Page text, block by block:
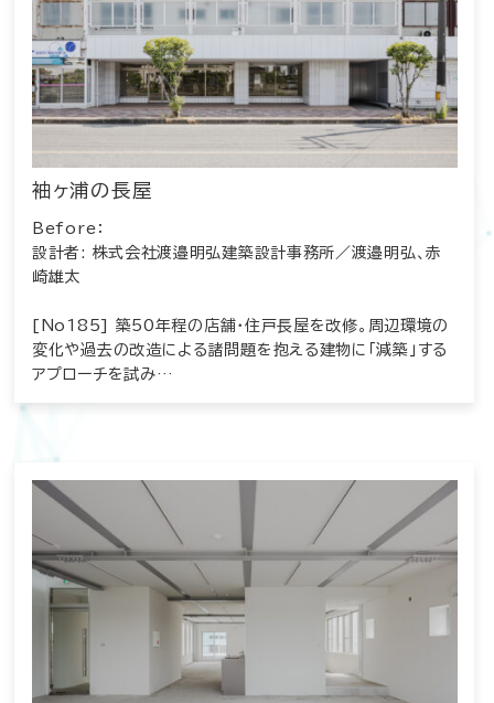
袖ヶ浦の長屋
Before：
設計者: 株式会社渡邉明弘建築設計事務所／渡邉明弘、赤
崎雄太
[No185] 築50年程の店舗・住戸長屋を改修。周辺環境の
変化や過去の改造による諸問題を抱える建物に「減築」する
アプローチを試み…